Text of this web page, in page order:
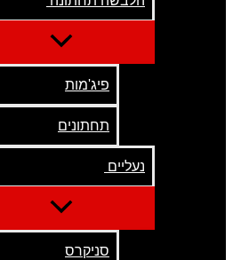
פיג'מות
תחתונים
נעליים
סניקרס